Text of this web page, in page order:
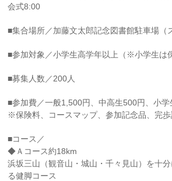
会式8:00
■集合場所／加藤文太郎記念図書館駐車場（
■参加対象／小学生高学年以上（※小学生は
■募集人数／200人
■参加費／一般1,500円、中高生500円、小学
※保険料、コースマップ、参加記念品、完歩
■コース／
◆Ａコース約18km
浜坂三山（観音山・城山・千々見山）を十
る健脚コース